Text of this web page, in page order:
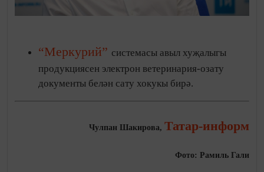
“Меркурий” системасы авыл хуҗалыгы
продукциясен электрон ветеринария-озату
документы белән сату хокукы бирә.
Чулпан Шакирова, Татар-информ
Фото: Рамиль Гали